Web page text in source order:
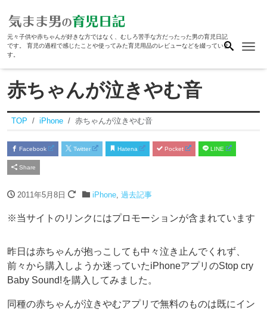
元々子供や赤ちゃんが好きな方ではなく、むしろ苦手な方だったった男の育児日記
です。 育児の過程で感じたことや使ってみた育児用品のレビューなどを綴っていま
す。
赤ちゃんが泣きやむ音
TOP iPhone 赤ちゃんが泣きやむ音
Facebook Twitter Hatena Pocket LINE
Share
2011年5月8日 iPhone, 過去記事
※当サイトのリンクにはプロモーションが含まれています
昨日は赤ちゃんが抱っこしても中々泣き止んでくれず、
前々から購入しようか迷っていたiPhoneアプリのStop cry
Baby Sound!を購入してみました。
同種の赤ちゃんが泣きやむアプリで無料のものは既にイン